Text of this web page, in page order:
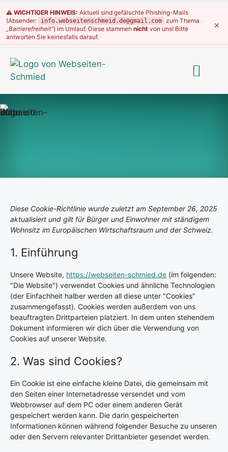
⚠️ WICHTIGER HINWEIS: Aktuell sind gefälschte Phishing-Mails
(Absender:
info.webseitenschmeid.de@gmail.com zum Thema
„Barrierefreiheit“) im Umlauf. Diese stammen nicht von uns! Bitte
antworten Sie keinesfalls darauf.
×
Diese Cookie-Richtlinie wurde zuletzt am September 26, 2025
aktualisiert und gilt für Bürger und Einwohner mit ständigem
Wohnsitz im Europäischen Wirtschaftsraum und der Schweiz.
1. Einführung
Unsere Website, https://webseiten-schmied.de (im folgenden:
"Die Website") verwendet Cookies und ähnliche Technologien
(der Einfachheit halber werden all diese unter "Cookies"
zusammengefasst). Cookies werden außerdem von uns
beauftragten Drittparteien platziert. In dem unten stehendem
Dokument informieren wir dich über die Verwendung von
Cookies auf unserer Website.
2. Was sind Cookies?
Ein Cookie ist eine einfache kleine Datei, die gemeinsam mit
den Seiten einer Internetadresse versendet und vom
Webbrowser auf dem PC oder einem anderen Gerät
gespeichert werden kann. Die darin gespeicherten
Informationen können während folgender Besuche zu unseren
oder den Servern relevanter Drittanbieter gesendet werden.